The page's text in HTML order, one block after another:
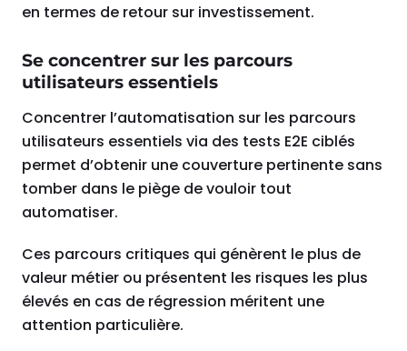
en termes de retour sur investissement.
Se concentrer sur les parcours
utilisateurs essentiels
Concentrer l’automatisation sur les parcours
utilisateurs essentiels via des tests E2E ciblés
permet d’obtenir une couverture pertinente sans
tomber dans le piège de vouloir tout
automatiser.
Ces parcours critiques qui génèrent le plus de
valeur métier ou présentent les risques les plus
élevés en cas de régression méritent une
attention particulière.